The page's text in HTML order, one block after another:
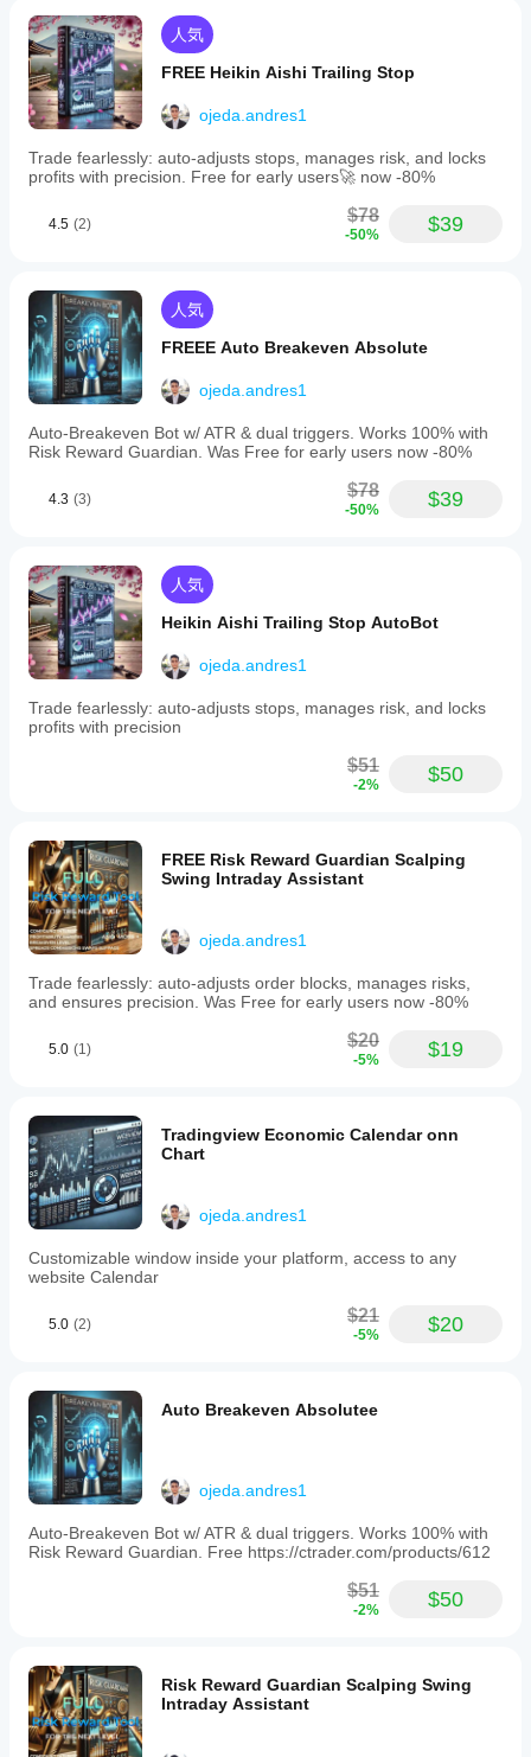
ュー
をお
願い
しま
す。
ターを
使用で
きるよ
うにな
りま
す。
カスタム
インジケ
ーターは
cTrader
Windows
と
Macでの
み利用可
イン
ジケ
ータ
ーを
テス
トす
るに
うす
です
か？
さま
ざま
な通
貨ペ
アや
期間
ケー
用し
て、
さま
ざま
な市
場環
境で
の挙
イン
ジケ
ータ
ーの
パラ
ター
べき
です
か？
はい。
パラメ
ーター
を変更
するこ
応させ
ること
ができ
ます。
人気
FREE Heikin Aishi Trailing Stop
ojeda.andres1
Trade fearlessly: auto-adjusts stops, manages risk, and locks
profits with precision. Free for early users🚀 now -80%
4.5 (2) $78
-50% $39
人気
FREEE Auto Breakeven Absolute
ojeda.andres1
Auto-Breakeven Bot w/ ATR & dual triggers. Works 100% with
Risk Reward Guardian. Was Free for early users now -80%
4.3 (3) $78
-50% $39
人気
Heikin Aishi Trailing Stop AutoBot
ojeda.andres1
Trade fearlessly: auto-adjusts stops, manages risk, and locks
profits with precision
$51
-2% $50
FREE Risk Reward Guardian Scalping
Swing Intraday Assistant
ojeda.andres1
Trade fearlessly: auto-adjusts order blocks, manages risks,
and ensures precision. Was Free for early users now -80%
5.0 (1) $20
-5% $19
Tradingview Economic Calendar onn
Chart
ojeda.andres1
Customizable window inside your platform, access to any
website Calendar
5.0 (2) $21
-5% $20
Auto Breakeven Absolutee
ojeda.andres1
Auto-Breakeven Bot w/ ATR & dual triggers. Works 100% with
Risk Reward Guardian. Free https://ctrader.com/products/612
$51
-2% $50
Risk Reward Guardian Scalping Swing
Intraday Assistant